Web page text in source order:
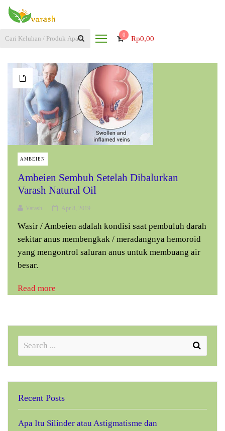
0 Rp0,00
AMBEIEN
Ambeien Sembuh Setelah Dibalurkan
Varash Natural Oil
Varash Apr 8, 2019
Wasir / Ambeien adalah kondisi saat pembuluh darah
sekitar anus membengkak / meradangnya hemoroid
yang mengontrol saluran anus untuk membuang air
besar.
Read more
Recent Posts
Apa Itu Silinder atau Astigmatisme dan